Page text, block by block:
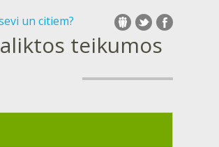
un citiem?
teikumos